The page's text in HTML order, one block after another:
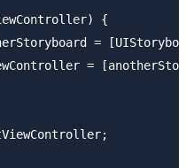
{
=
=